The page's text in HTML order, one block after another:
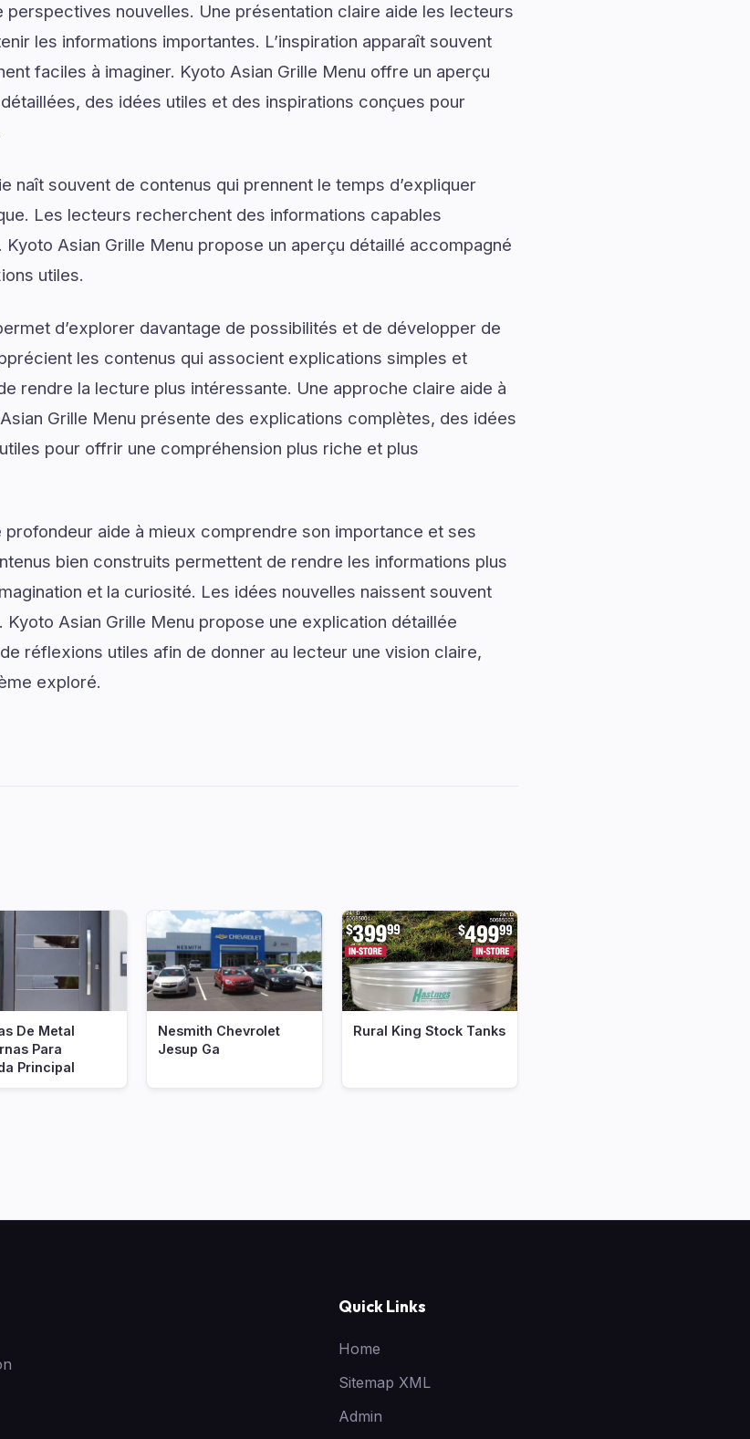
perspectives nouvelles. Une présentation claire aide les lecteurs
les informations importantes. L’inspiration apparaît souvent
faciles à imaginer. Kyoto Asian Grille Menu offre un aperçu
des idées utiles et des inspirations conçues pour
naît souvent de contenus qui prennent le temps d’expliquer
Les lecteurs recherchent des informations capables
Kyoto Asian Grille Menu propose un aperçu détaillé accompagné
utiles.
d’explorer davantage de possibilités et de développer de
les contenus qui associent explications simples et
rendre la lecture plus intéressante. Une approche claire aide à
Grille Menu présente des explications complètes, des idées
pour offrir une compréhension plus riche et plus
aide à mieux comprendre son importance et ses
bien construits permettent de rendre les informations plus
et la curiosité. Les idées nouvelles naissent souvent
Kyoto Asian Grille Menu propose une explication détaillée
réflexions utiles afin de donner au lecteur une vision claire,
exploré.
De Metal
Para
Principal
Nesmith Chevrolet
Jesup Ga
Rural King Stock Tanks
Quick Links
Home
Sitemap XML
Admin